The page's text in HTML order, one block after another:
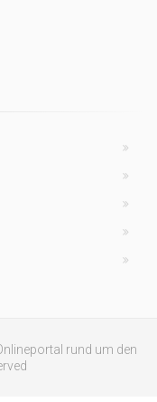
rund um den